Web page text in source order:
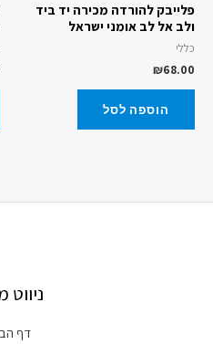
פלייבק להורדה מכירה יד ביד
ולב אל לב אומני ישראל
כללי
₪68.00
הוספה לסל
ניווט
דף